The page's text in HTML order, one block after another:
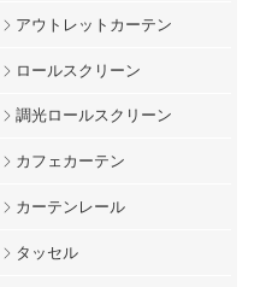
アウトレットカーテン
ロールスクリーン
調光ロールスクリーン
カフェカーテン
カーテンレール
タッセル